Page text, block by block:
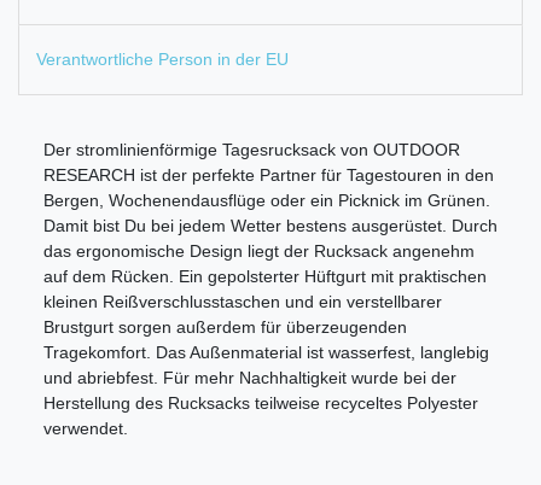
Verantwortliche Person in der EU
Der stromlinienförmige Tagesrucksack von OUTDOOR
RESEARCH ist der perfekte Partner für Tagestouren in den
Bergen, Wochenendausflüge oder ein Picknick im Grünen.
Damit bist Du bei jedem Wetter bestens ausgerüstet. Durch
das ergonomische Design liegt der Rucksack angenehm
auf dem Rücken. Ein gepolsterter Hüftgurt mit praktischen
kleinen Reißverschlusstaschen und ein verstellbarer
Brustgurt sorgen außerdem für überzeugenden
Tragekomfort. Das Außenmaterial ist wasserfest, langlebig
und abriebfest. Für mehr Nachhaltigkeit wurde bei der
Herstellung des Rucksacks teilweise recyceltes Polyester
verwendet.